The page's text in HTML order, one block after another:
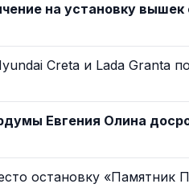
на установку
Creta и Lada Granta
Евгения Олина
остановку «Памятник